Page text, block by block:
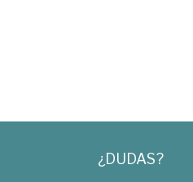
¿DUDAS?